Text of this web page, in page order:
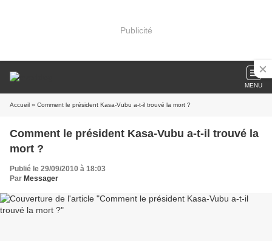
Publicité
MENU
Accueil » Comment le président Kasa-Vubu a-t-il trouvé la mort ?
Comment le président Kasa-Vubu a-t-il trouvé la
mort ?
Publié le 29/09/2010 à 18:03
Par Messager